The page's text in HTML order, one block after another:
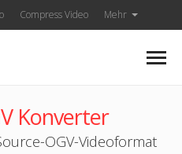
Compress Video Mehr
Konverter
OGV-Videoformat